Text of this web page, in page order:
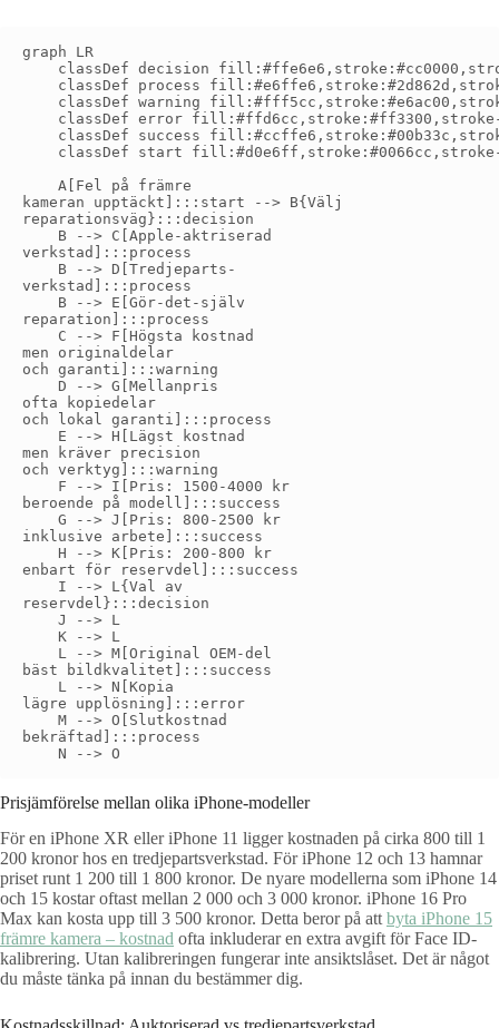
graph LR
classDef decision
classDef process
classDef warning
classDef error
classDef success
classDef start
    A[Fel på främre
kameran upptäckt]:::start --> B{Välj
reparationsväg}:::decision
    B --> C[Apple-aktriserad
verkstad]:::process
    B --> D[Tredjeparts-
verkstad]:::process
    B --> E[Gör-det-själv
reparation]:::process
    C --> F[Högsta kostnad
men originaldelar
och garanti]:::warning
    D --> G[Mellanpris
ofta kopiedelar
och lokal garanti]:::process
    E --> H[Lägst kostnad
men kräver precision
och verktyg]:::warning
    F --> I[Pris: 1500-4000 kr
beroende på modell]:::success
    G --> J[Pris: 800-2500 kr
inklusive arbete]:::success
    H --> K[Pris: 200-800 kr
enbart för reservdel]:::success
    I --> L{Val av
reservdel}:::decision
    J --> L
    K --> L
    L --> M[Original OEM-del
bäst bildkvalitet]:::success
    L --> N[Kopia
lägre upplösning]:::error
    M --> O[Slutkostnad
bekräftad]:::process
Prisjämförelse mellan olika iPhone-modeller
För en iPhone XR eller iPhone 11 ligger kostnaden på cirka 800 till 1
200 kronor hos en tredjepartsverkstad. För iPhone 12 och 13 hamnar
priset runt 1 200 till 1 800 kronor. De nyare modellerna som iPhone 14
och 15 kostar oftast mellan 2 000 och 3 000 kronor. iPhone 16 Pro
Max kan kosta upp till 3 500 kronor. Detta beror på att byta iPhone 15
främre kamera – kostnad ofta inkluderar en extra avgift för Face ID-
kalibrering. Utan kalibreringen fungerar inte ansiktslåset. Det är något
du måste tänka på innan du bestämmer dig.